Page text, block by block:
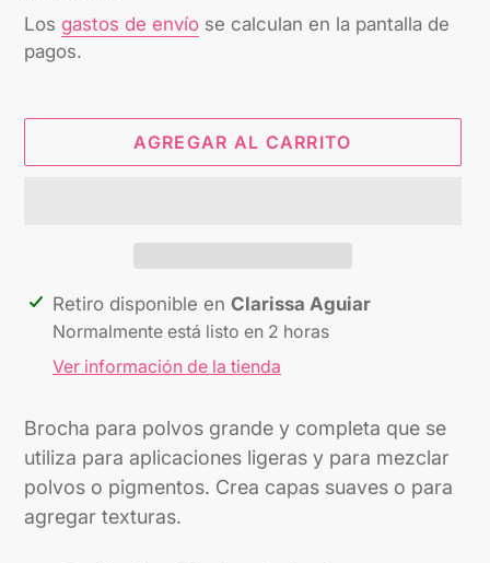
habitual
Los gastos de envío se calculan en la pantalla de
pagos.
AGREGAR AL CARRITO
Agregando
producto
carrito
Retiro disponible en Clarissa Aguiar
Normalmente está listo en 2 horas
Ver información de la tienda
Brocha para polvos grande y completa que se
utiliza para aplicaciones ligeras y para mezclar
polvos o pigmentos. Crea capas suaves o para
agregar texturas.